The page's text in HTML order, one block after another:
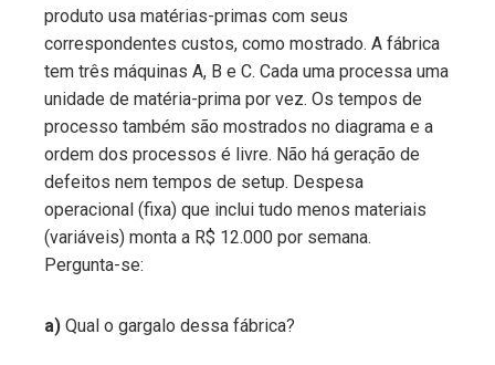
produto usa matérias-primas com seus
correspondentes custos, como mostrado. A fábrica
tem três máquinas A, B e C. Cada uma processa uma
unidade de matéria-prima por vez. Os tempos de
processo também são mostrados no diagrama e a
ordem dos processos é livre. Não há geração de
defeitos nem tempos de setup. Despesa
operacional (fixa) que inclui tudo menos materiais
(variáveis) monta a R$ 12.000 por semana.
Pergunta-se:
a) Qual o gargalo dessa fábrica?